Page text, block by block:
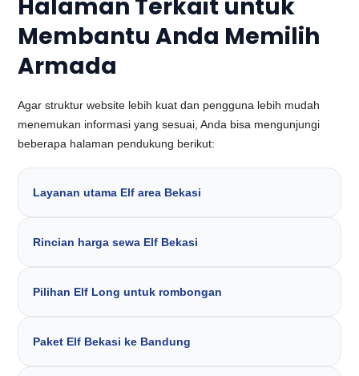
Halaman Terkait untuk
Membantu Anda Memilih
Armada
Agar struktur website lebih kuat dan pengguna lebih mudah
menemukan informasi yang sesuai, Anda bisa mengunjungi
beberapa halaman pendukung berikut:
Layanan utama Elf area Bekasi
Rincian harga sewa Elf Bekasi
Pilihan Elf Long untuk rombongan
Paket Elf Bekasi ke Bandung